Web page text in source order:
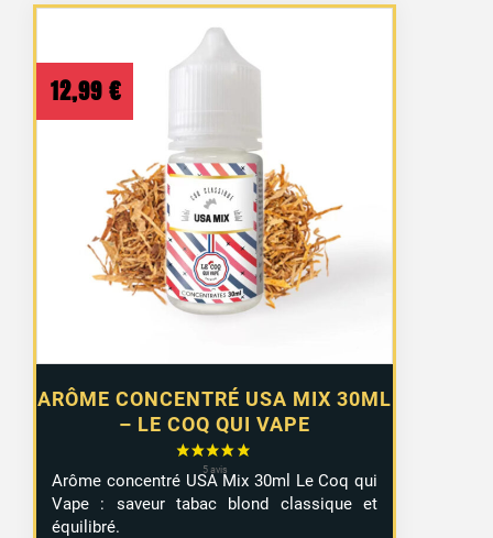
ARÔME CONCENTRÉ USA MIX 30ML
– LE COQ QUI VAPE
12,99 €
Arôme concentré USA Mix 30ml Le Coq qui
Vape : saveur tabac blond classique et
équilibré.